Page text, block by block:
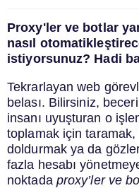
Proxy'ler ve botlar
nasıl
istiyorsunuz? Hadi
Tekrarlayan web
belası. Bilirsiniz,
insanı uyuşturan o
toplamak için taramak,
doldurmak ya da
fazla hesabı
noktada proxy’ler ve